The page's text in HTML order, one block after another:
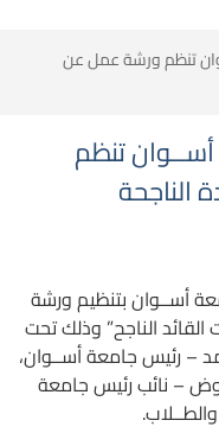
تنظم ورشة عمل عن
تنظم
الناجحة
أســوان بتنظيم ورشة
الناجح” وذلك تحت
– رئيس جامعة أســوان،
– نائب رئيس جامعة